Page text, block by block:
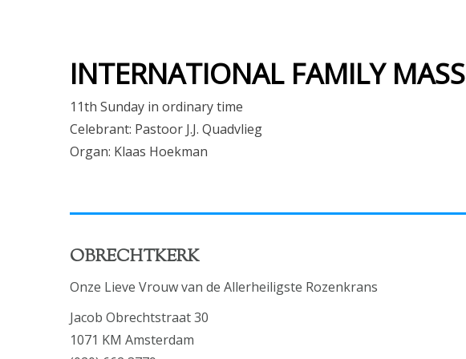
INTERNATIONAL FAMILY MASS
11th Sunday in ordinary time
Celebrant: Pastoor J.J. Quadvlieg
Organ: Klaas Hoekman
OBRECHTKERK
Onze Lieve Vrouw van de Allerheiligste Rozenkrans
Jacob Obrechtstraat 30
1071 KM Amsterdam